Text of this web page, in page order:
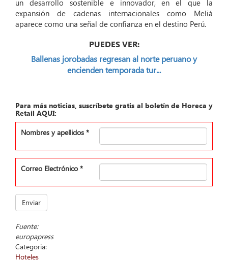
un desarrollo sostenible e innovador, en el que la
expansión de cadenas internacionales como Meliá
aparece como una señal de confianza en el destino Perú.
PUEDES VER:
Ballenas jorobadas regresan al norte peruano y
encienden temporada tur...
Para más noticias, suscríbete gratis al boletín de Horeca y
Retail AQUI:
Nombres y apellidos *
Correo Electrónico *
Enviar
Fuente:
europapress
Categoria:
Hoteles